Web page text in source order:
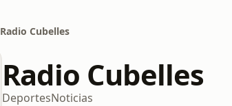
Radio Cubelles
Radio Cubelles
DeportesNoticias